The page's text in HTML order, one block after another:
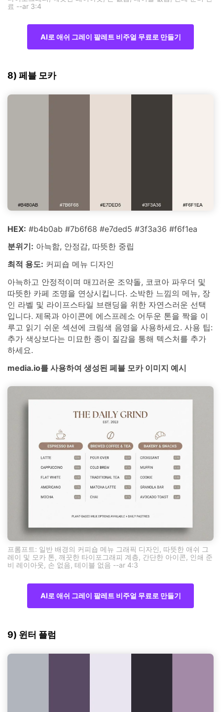
료 --ar 3:4
AI로 애쉬 그레이 팔레트 비주얼 무료로 만들기
8) 페블 모카
HEX: #b4b0ab #7b6f68 #e7ded5 #3f3a36 #f6f1ea
분위기: 아늑함, 안정감, 따뜻한 중립
최적 용도: 커피숍 메뉴 디자인
아늑하고 안정적이며 매끄러운 조약돌, 코코아 파우더 및
따뜻한 카페 조명을 연상시킵니다. 소박한 느낌의 메뉴, 장
인 라벨 및 라이프스타일 브랜딩을 위한 자연스러운 선택
입니다. 제목과 아이콘에 에스프레소 어두운 톤을 짝을 이
루고 읽기 쉬운 섹션에 크림색 음영을 사용하세요. 사용 팁:
추가 색상보다는 미묘한 종이 질감을 통해 텍스처를 추가
하세요.
media.io를 사용하여 생성된 페블 모카 이미지 예시
프롬프트: 일반 배경의 커피숍 메뉴 그래픽 디자인, 따뜻한 애쉬 그
레이 및 모카 톤, 깨끗한 타이포그래피 계층, 간단한 아이콘, 인쇄 준
비 레이아웃, 손 없음, 테이블 없음 --ar 4:3
AI로 애쉬 그레이 팔레트 비주얼 무료로 만들기
9) 윈터 플럼